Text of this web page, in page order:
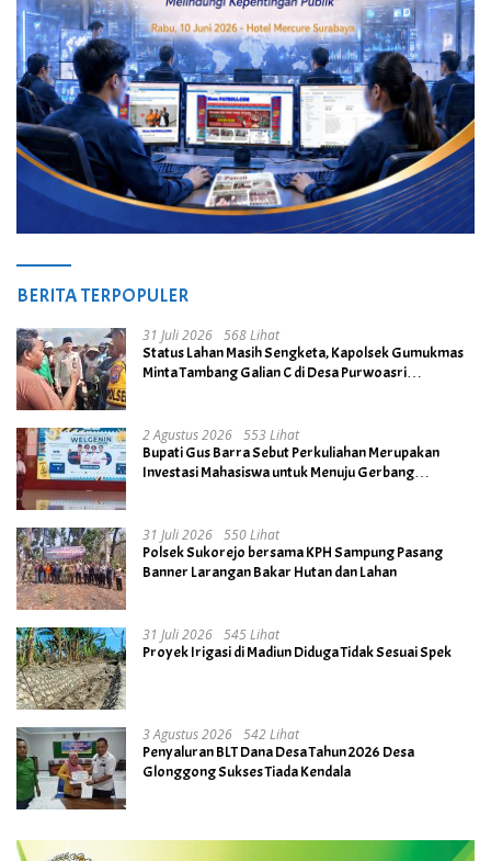
BERITA TERPOPULER
31 Juli 2026 568 Lihat
Status Lahan Masih Sengketa, Kapolsek Gumukmas
Minta Tambang Galian C di Desa Purwoasri
2 Agustus 2026 553 Lihat
Bupati Gus Barra Sebut Perkuliahan Merupakan
Investasi Mahasiswa untuk Menuju Gerbang
31 Juli 2026 550 Lihat
Polsek Sukorejo bersama KPH Sampung Pasang
Banner Larangan Bakar Hutan dan Lahan
31 Juli 2026 545 Lihat
Proyek Irigasi di Madiun Diduga Tidak Sesuai Spek
3 Agustus 2026 542 Lihat
Penyaluran BLT Dana Desa Tahun 2026 Desa
Glonggong Sukses Tiada Kendala